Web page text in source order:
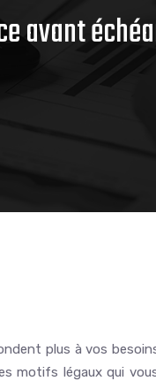
avant
plus à vos
motifs légaux qui